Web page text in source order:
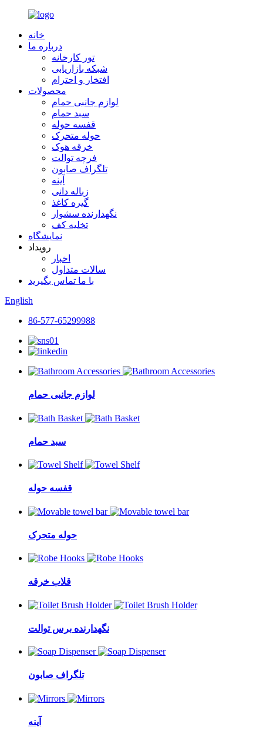
خانه
درباره ما
تور کارخانه
شبکه بازاریابی
افتخار و احترام
محصولات
لوازم جانبی حمام
سبد حمام
قفسه حوله
حوله متحرک
خرقه هوک
فرچه توالت
تلگراف صابون
آینه
زباله دانی
گیره کاغذ
نگهدارنده سشوار
تخلیه کف
نمایشگاه
رویداد
اخبار
سالات متداول
با ما تماس بگیرید
English
86-577-65299988
لوازم جانبی حمام
سبد حمام
قفسه حوله
حوله متحرک
قلاب خرقه
نگهدارنده برس توالت
تلگراف صابون
آینه